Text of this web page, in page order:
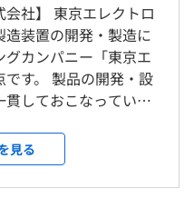
高尾野272-4
駅
可能性があります。
によっては、出張・駐
および海外勤務となる可
るものではありません）
18:00
会社】 東京エレクトロ
装置の開発・製造に
カンパニー「東京エ
す。 製品の開発・設
しておこなっていま
進めています。九州で
利益）を誇ります。
の塗布・現像装置（コ
見る